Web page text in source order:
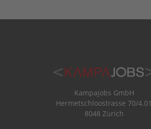
Kampajobs GmbH
Hermetschloostrasse 70/4.01
8048 Zürich